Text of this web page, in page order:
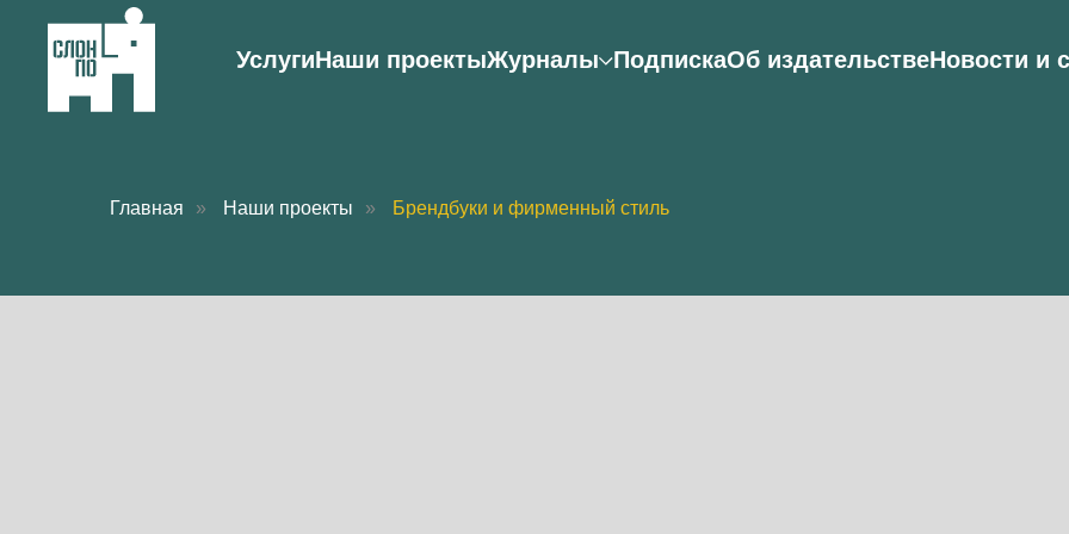
УслугиНаши проектыЖурналы ПодпискаОб издательствеНовости и
Главная » Наши проекты » Брендбуки и фирменный стиль